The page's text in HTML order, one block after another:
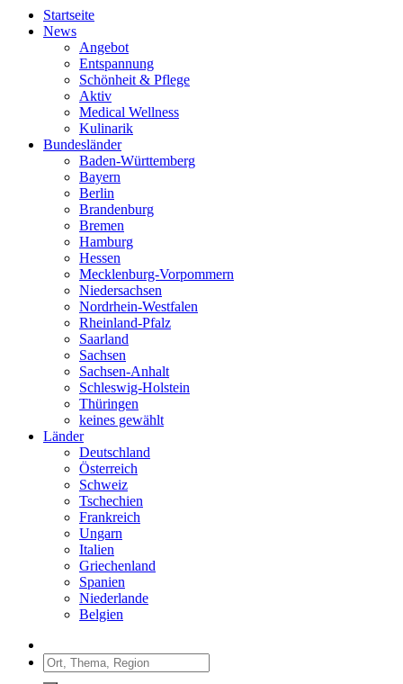
Startseite
News
Angebot
Entspannung
Schönheit & Pflege
Aktiv
Medical Wellness
Kulinarik
Bundesländer
Baden-Württemberg
Bayern
Berlin
Brandenburg
Bremen
Hamburg
Hessen
Mecklenburg-Vorpommern
Niedersachsen
Nordrhein-Westfalen
Rheinland-Pfalz
Saarland
Sachsen
Sachsen-Anhalt
Schleswig-Holstein
Thüringen
keines gewählt
Länder
Deutschland
Österreich
Schweiz
Tschechien
Frankreich
Ungarn
Italien
Griechenland
Spanien
Niederlande
Belgien